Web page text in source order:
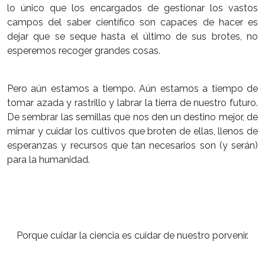
lo único que los encargados de gestionar los vastos
campos del saber científico son capaces de hacer es
dejar que se seque hasta el último de sus brotes, no
esperemos recoger grandes cosas.
Pero aún estamos a tiempo. Aún estamos a tiempo de
tomar azada y rastrillo y labrar la tierra de nuestro futuro.
De sembrar las semillas que nos den un destino mejor, de
mimar y cuidar los cultivos que broten de ellas, llenos de
esperanzas y recursos que tan necesarios son (y serán)
para la humanidad.
Porque cuidar la ciencia es cuidar de nuestro porvenir.